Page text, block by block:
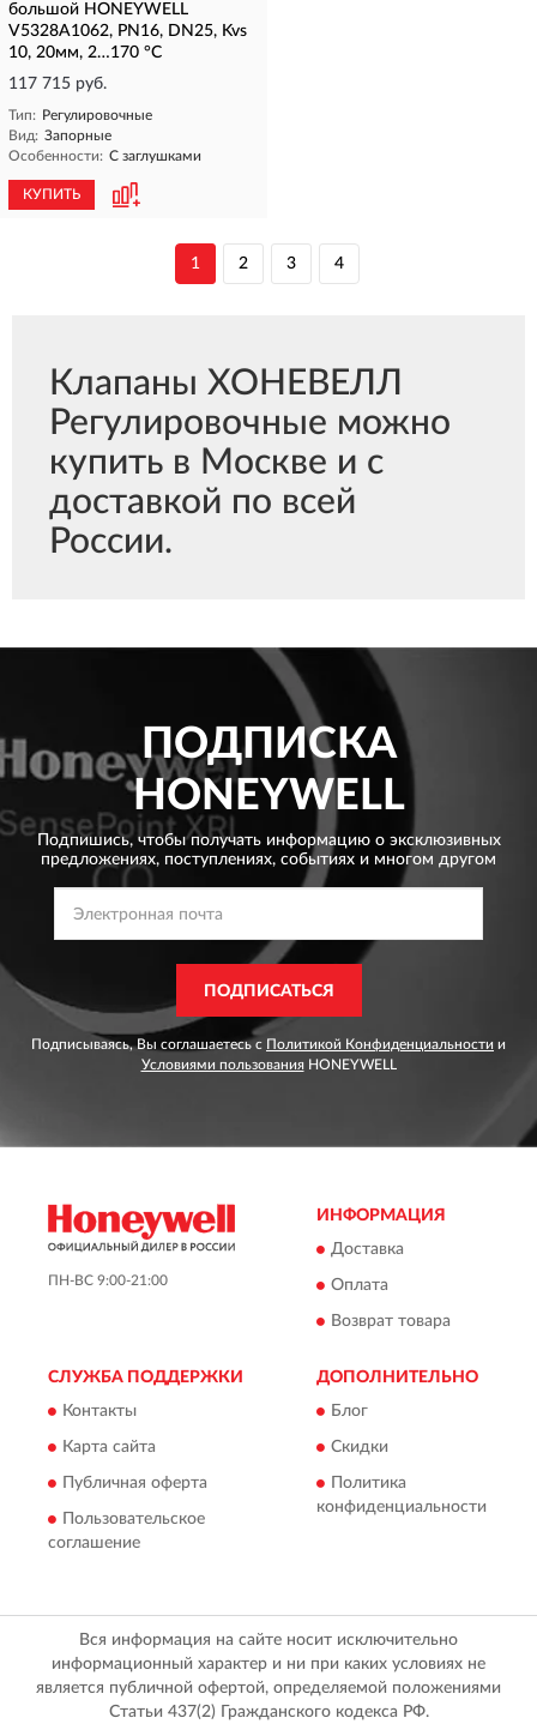
большой HONEYWELL
V5328A1062, PN16, DN25, Kvs
10, 20мм, 2…170 °C
117 715 руб.
Тип: Регулировочные
Вид: Запорные
Особенности: С заглушками
КУПИТЬ
1 2 3 4
Клапаны ХОНЕВЕЛЛ
Регулировочные можно
купить в Москве и с
доставкой по всей
России.
ПОДПИСКА
HONEYWELL
Подпишись, чтобы получать информацию о эксклюзивных
предложениях, поступлениях, событиях и многом другом
ПОДПИСАТЬСЯ
Подписываясь, Вы соглашаетесь с Политикой Конфиденциальности и
Условиями пользованияHONEYWELL
ПН-ВС 9:00-21:00
ИНФОРМАЦИЯ
Доставка
Оплата
Возврат товара
СЛУЖБА ПОДДЕРЖКИ
Контакты
Карта сайта
Публичная оферта
Пользовательское
соглашение
ДОПОЛНИТЕЛЬНО
Блог
Скидки
Политика
конфиденциальности
Вся информация на сайте носит исключительно
информационный характер и ни при каких условиях не
является публичной офертой, определяемой положениями
Статьи 437(2) Гражданского кодекса РФ.